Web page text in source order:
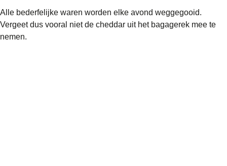
Alle bederfelijke waren worden elke avond weggegooid.
Vergeet dus vooral niet de cheddar uit het bagagerek mee te
nemen.